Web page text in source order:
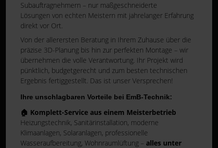
Subauftragnehmern – nur maßgeschneiderte
Lösungen von echten Meistern mit jahrelanger Erfahrung
direkt vor Ort.
Von der allerersten Beratung in Ihrem Zuhause über die
präzise 3D-Planung bis hin zur perfekten Montage – wir
übernehmen die volle Verantwortung. Ihr Projekt wird
pünktlich, budgetgerecht und zum besten technischen
Ergebnis fertiggestellt. Das ist unser Versprechen!
Ihre unschlagbaren Vorteile bei EmB-Technik:
🏠 Komplett-Service aus einem Meisterbetrieb
Heizungstechnik, Sanitärinstallation, moderne
Klimaanlagen, Solaranlagen, professionelle
Wasseraufbereitung, Wohnraumlüftung – alles unter